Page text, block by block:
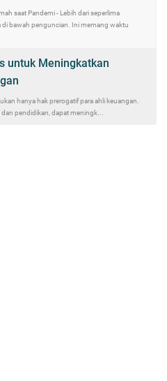
saat Pandemi - Lebih dari seperlima
bawah penguncian. Ini memang waktu
untuk Meningkatkan
hanya hak prerogatif para ahli keuangan.
pendidikan, dapat meningk...